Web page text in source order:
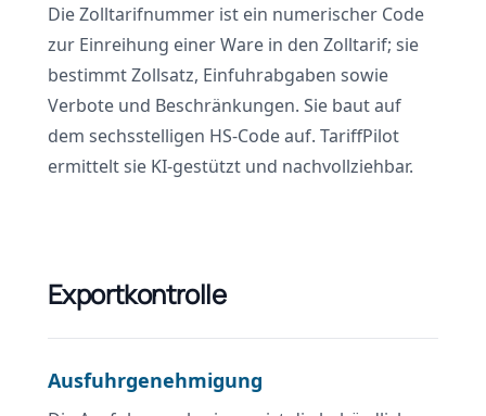
Die Zolltarifnummer ist ein numerischer Code
zur Einreihung einer Ware in den Zolltarif; sie
bestimmt Zollsatz, Einfuhrabgaben sowie
Verbote und Beschränkungen. Sie baut auf
dem sechsstelligen HS-Code auf. TariffPilot
ermittelt sie KI-gestützt und nachvollziehbar.
Exportkontrolle
Ausfuhrgenehmigung